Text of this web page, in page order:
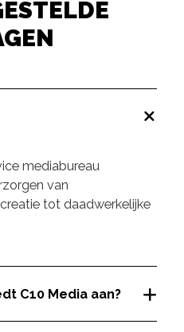
mediabureau
van
tot daadwerkelijke
C10 Media aan?